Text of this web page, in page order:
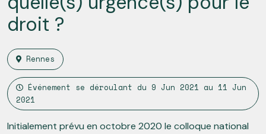
droit ?
Rennes
Événement se déroulant du 9 Jun 2021 au 11 Jun
2021
Initialement prévu en octobre 2020 le colloque national